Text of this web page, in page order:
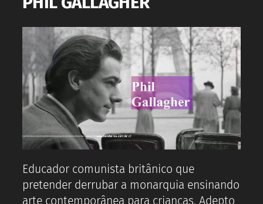
Educador comunista britânico que
pretender derrubar a monarquia ensinando
arte contemporânea para crianças. Adepto